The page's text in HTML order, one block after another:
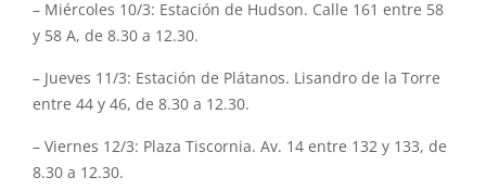
– Miércoles 10/3: Estación de Hudson. Calle 161 entre 58
y 58 A, de 8.30 a 12.30.
– Jueves 11/3: Estación de Plátanos. Lisandro de la Torre
entre 44 y 46, de 8.30 a 12.30.
– Viernes 12/3: Plaza Tiscornia. Av. 14 entre 132 y 133, de
8.30 a 12.30.